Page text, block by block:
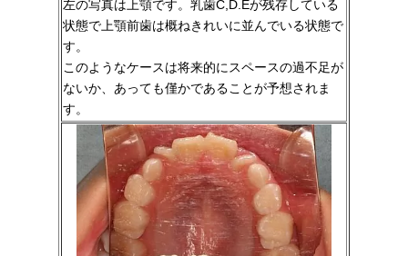
左の写真は上顎です。乳歯C,D.Eが残存している
状態で上顎前歯は概ねきれいに並んでいる状態で
す。
このようなケースは将来的にスペースの過不足が
ないか、あっても僅かであることが予想されま
す。